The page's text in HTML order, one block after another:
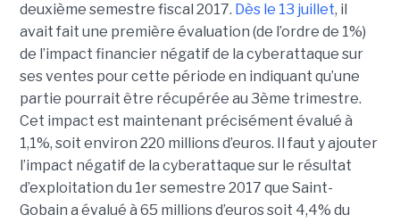
deuxième semestre fiscal 2017. Dès le 13 juillet, il
avait fait une première évaluation (de l’ordre de 1%)
de l’impact financier négatif de la cyberattaque sur
ses ventes pour cette période en indiquant qu’une
partie pourrait être récupérée au 3ème trimestre.
Cet impact est maintenant précisément évalué à
1,1%, soit environ 220 millions d’euros. Il faut y ajouter
l’impact négatif de la cyberattaque sur le résultat
d’exploitation du 1er semestre 2017 que Saint-
Gobain a évalué à 65 millions d’euros soit 4,4% du